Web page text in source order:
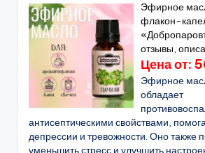
Эфирное
флакон-
отзывы,
Цена от:
Эфирное
обладает
антисептическими свойствами,
депрессии и тревожности. Оно также